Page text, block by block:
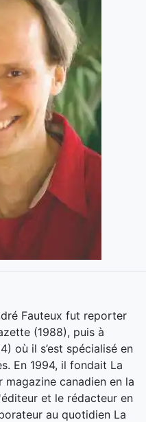
Fauteux fut reporter
(1988), puis à
où il s’est spécialisé en
En 1994, il fondait La
magazine canadien en la
et le rédacteur en
au quotidien La